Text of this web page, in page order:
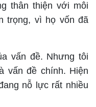
thân thiện với môi
trọng, vì họ vốn đã
vấn đề. Nhưng tôi
vấn đề chính. Hiện
nỗ lực rất nhiều